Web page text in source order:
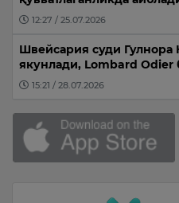
12:27 / 25.07.2026
Швейсария суди
якунлади, Lombard Odier
15:21 / 28.07.2026